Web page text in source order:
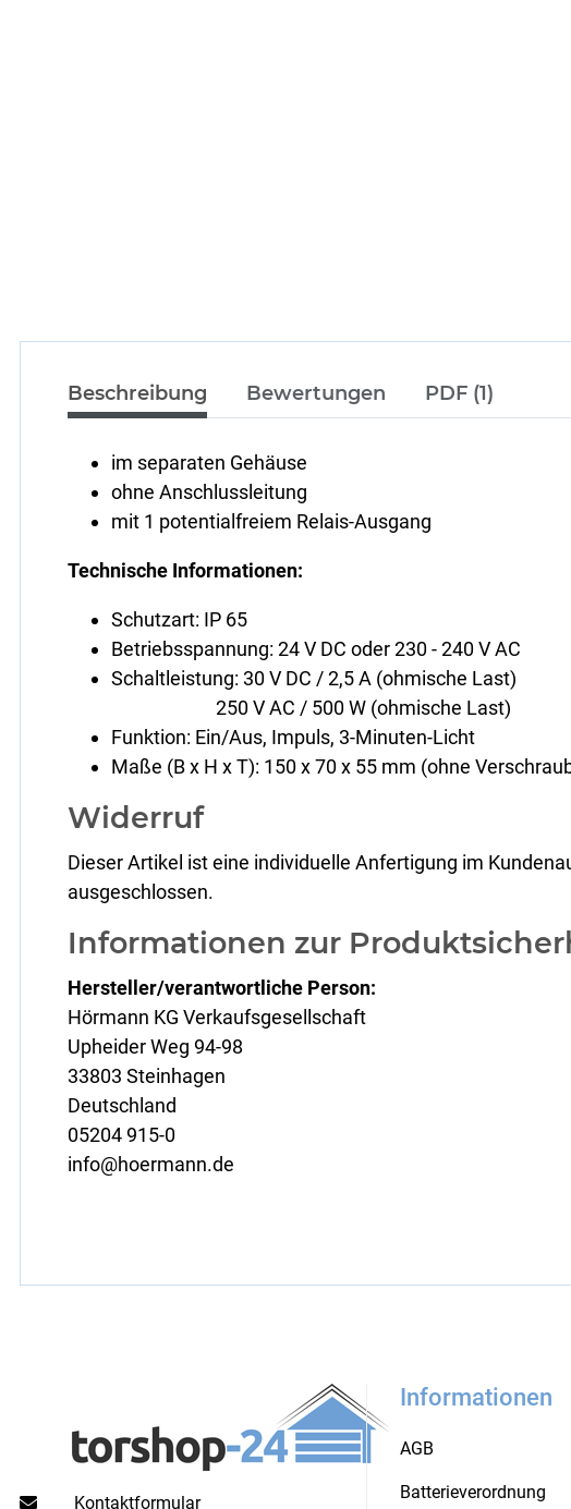
Beschreibung Bewertungen PDF (1)
im separaten Gehäuse
ohne Anschlussleitung
mit 1 potentialfreiem Relais-Ausgang
Technische Informationen:
Schutzart: IP 65
Betriebsspannung: 24 V DC oder 230 - 240 V AC
Schaltleistung: 30 V DC / 2,5 A (ohmische Last)
250 V AC / 500 W (ohmische Last)
Funktion: Ein/Aus, Impuls, 3-Minuten-Licht
Maße (B x H x T): 150 x 70 x 55 mm (ohne
Widerruf
Dieser Artikel ist eine individuelle Anfertigung im
ausgeschlossen.
Informationen zur
Hersteller/verantwortliche Person:
Hörmann KG Verkaufsgesellschaft
Upheider Weg 94-98
33803 Steinhagen
Deutschland
05204 915-0
info@hoermann.de
Kontaktformular
Informationen
AGB
Batterieverordnung